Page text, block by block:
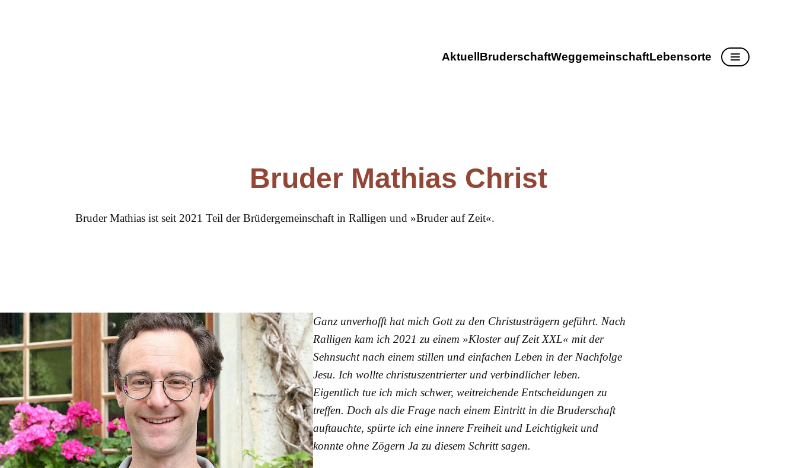
Aktuell BruderschaftWeggemeinschaftLebensorte
Bruder Mathias Christ
Bruder Mathias ist seit 2021 Teil der Brüdergemeinschaft in Ralligen und »Bruder auf Zeit«.
Ganz unverhofft hat mich Gott zu den Christusträgern geführt. Nach
Ralligen kam ich 2021 zu einem »Kloster auf Zeit XXL« mit der
Sehnsucht nach einem stillen und einfachen Leben in der Nachfolge
Jesu. Ich wollte christuszentrierter und verbindlicher leben.
Eigentlich tue ich mich schwer, weitreichende Entscheidungen zu
treffen. Doch als die Frage nach einem Eintritt in die Bruderschaft
auftauchte, spürte ich eine innere Freiheit und Leichtigkeit und
konnte ohne Zögern Ja zu diesem Schritt sagen.